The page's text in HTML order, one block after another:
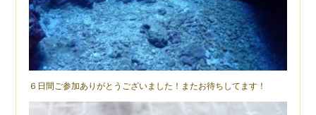
６日間ご参加ありがとうございました！またお待ちしてます！